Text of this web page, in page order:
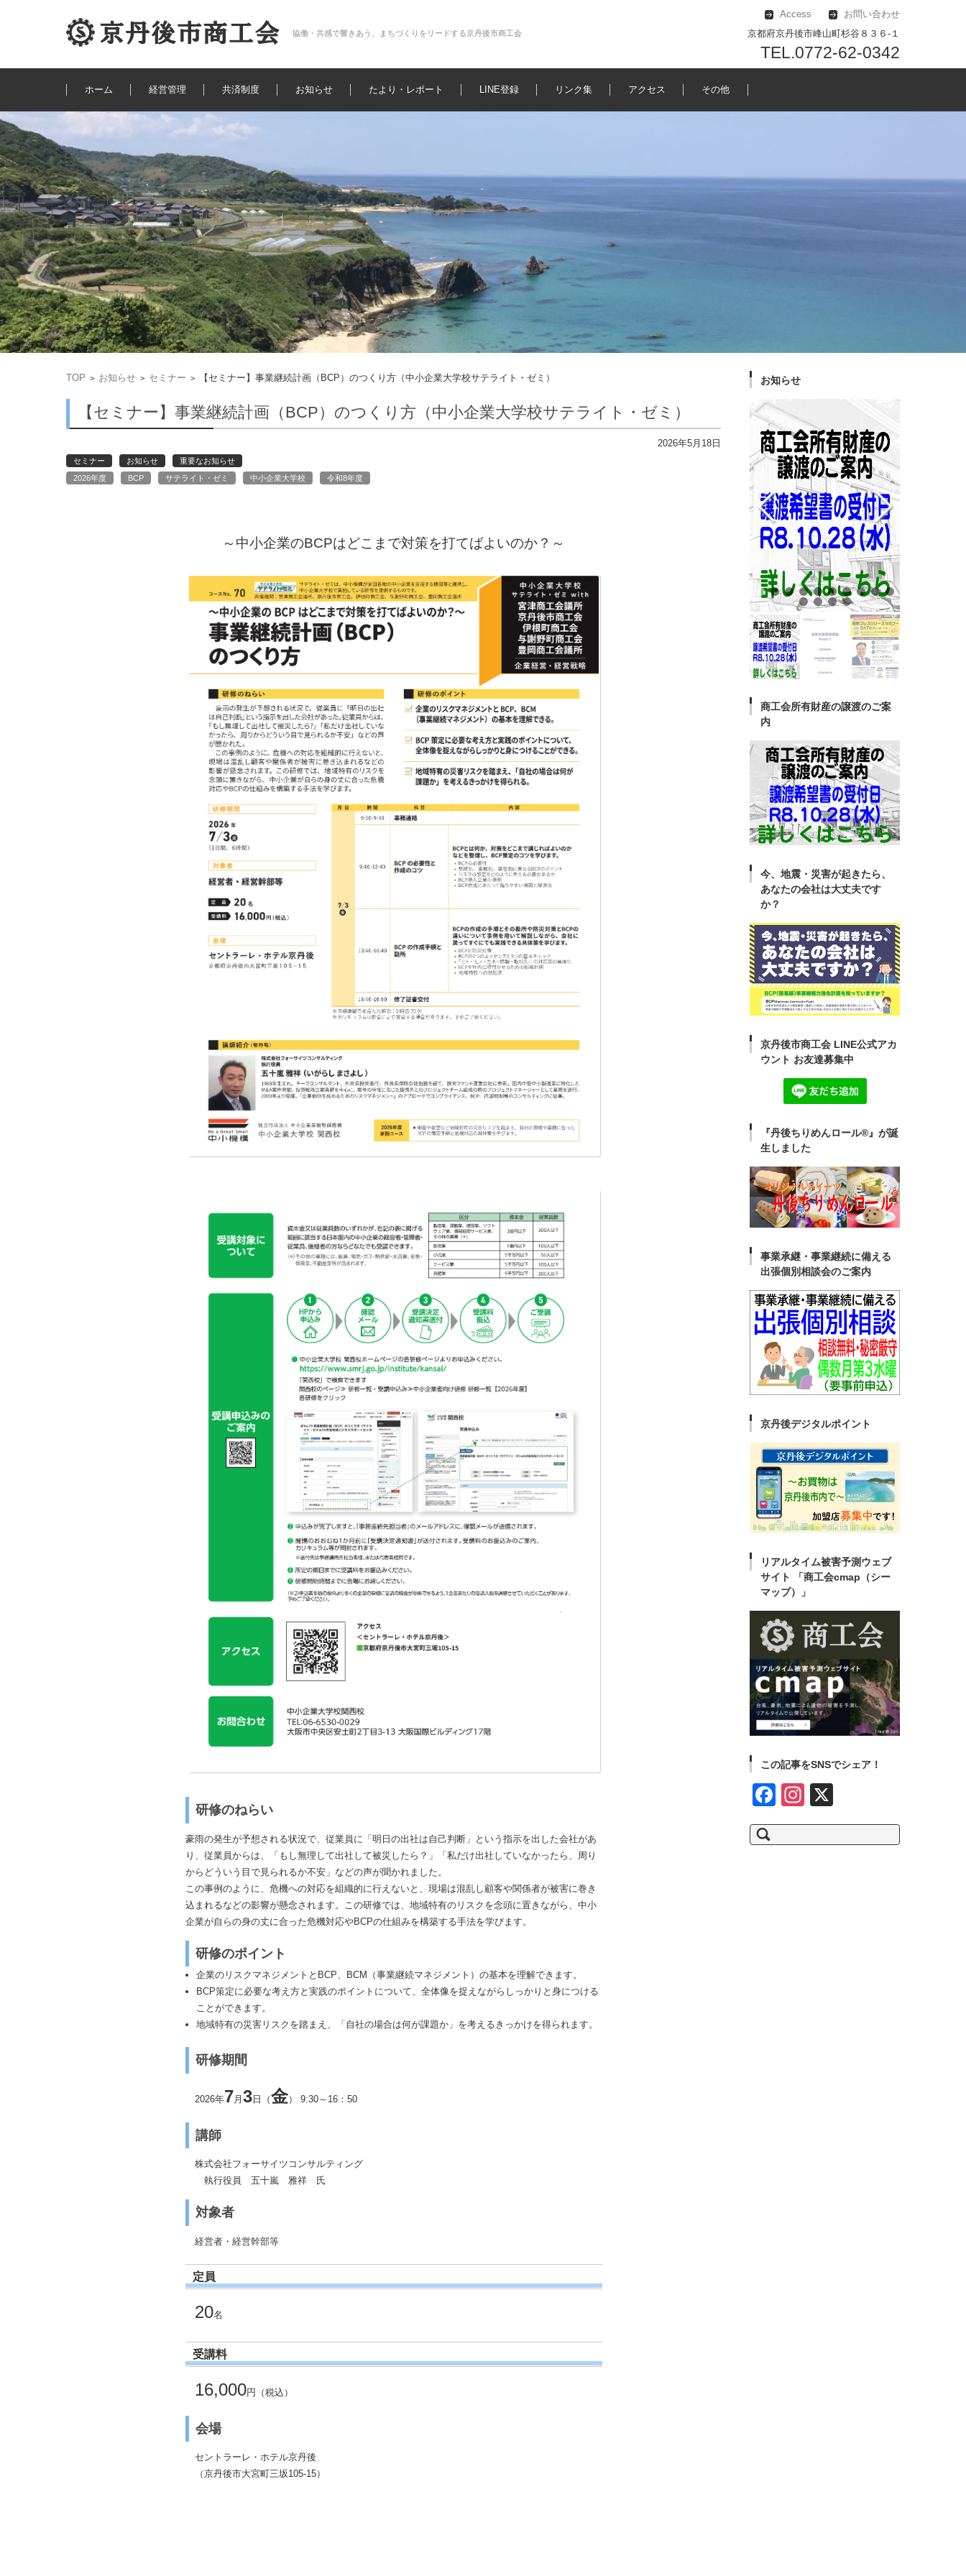
協働・共感で響きあう、まちづくりをリードする京丹後市商工会
Access
お問い合わせ
京都府京丹後市峰山町杉谷８３６-１
TEL.0772-62-0342
コンテンツに移動
ホーム
経営管理 共済制度 お知らせ たより・レポート LINE登録 リンク集 アクセス その他
TOP > お知らせ > セミナー > 【セミナー】事業継続計画（BCP）のつくり方（中小企業大学校サテライト・ゼミ）
【セミナー】事業継続計画（BCP）のつくり方（中小企業大学校サテライト・ゼミ）
2026年5月18日
セミナー お知らせ
重要なお知らせ
2026年度
BCP サテライト・ゼミ 中小企業大学校 令和8年度
～中小企業のBCPはどこまで対策を打てばよいのか？～
研修のねらい
豪雨の発生が予想される状況で、従業員に「明日の出社は自己判断」という指示を出した会社があ
り、従業員からは、「もし無理して出社して被災したら？」「私だけ出社していなかったら、周り
からどういう目で見られるか不安」などの声が聞かれました。
この事例のように、危機への対応を組織的に行えないと、現場は混乱し顧客や関係者が被害に巻き
込まれるなどの影響が懸念されます。この研修では、地域特有のリスクを念頭に置きながら、中小
企業が自らの身の丈に合った危機対応やBCPの仕組みを構築する手法を学びます。
研修のポイント
企業のリスクマネジメントとBCP、BCM（事業継続マネジメント）の基本を理解できます。
BCP策定に必要な考え方と実践のポイントについて、全体像を捉えながらしっかりと身につける
ことができます。
地域特有の災害リスクを踏まえ、「自社の場合は何が課題か」を考えるきっかけを得られます。
研修期間
2026年7 月 3日（金） 9:30～16：50
講師
株式会社フォーサイツコンサルティング
執行役員 五十嵐 雅祥 氏
対象者
経営者・経営幹部等
定員
20名
受講料
16,000円（税込）
会場
セントラーレ・ホテル京丹後
（京丹後市大宮町三坂105-15）
お知らせ
商工会所有財産の譲渡のご案
内
今、地震・災害が起きたら、
あなたの会社は大丈夫です
か？
京丹後市商工会 LINE公式アカ
ウント お友達募集中
『丹後ちりめんロール®』が誕
生しました
事業承継・事業継続に備える
出張個別相談会のご案内
京丹後デジタルポイント
リアルタイム被害予測ウェブ
サイト 「商工会cmap（シー
マップ）」
この記事をSNSでシェア！
Face Insta
検
索: